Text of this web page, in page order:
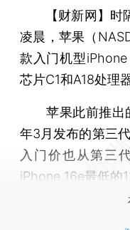
【财新网】 时
凌晨，苹果（
款入门机型
芯片C1和A18处理
苹果此前推出的
年3月发布的第三
入门价也从第三
iPhone 16e最低的